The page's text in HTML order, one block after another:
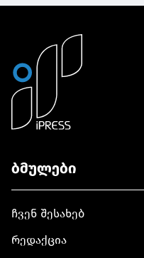
ბმულები
ჩვენ შესახებ
რედაქცია